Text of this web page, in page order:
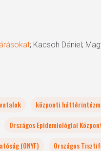
; Kacsoh Dániel;
központi
Országos Epidemiológiai
(ONYF)
Országos